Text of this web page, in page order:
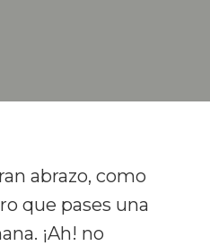
abrazo, como
que pases una
¡Ah! no